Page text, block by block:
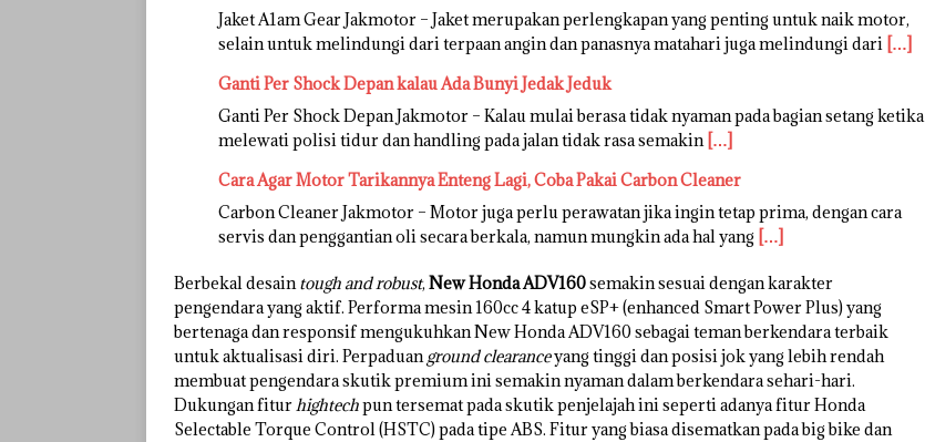
Jaket A1am Gear Jakmotor – Jaket merupakan perlengkapan yang penting untuk naik motor,
selain untuk melindungi dari terpaan angin dan panasnya matahari juga melindungi dari […]
Ganti Per Shock Depan kalau Ada Bunyi Jedak Jeduk
Ganti Per Shock Depan Jakmotor – Kalau mulai berasa tidak nyaman pada bagian setang ketika
melewati polisi tidur dan handling pada jalan tidak rasa semakin […]
Cara Agar Motor Tarikannya Enteng Lagi, Coba Pakai Carbon Cleaner
Carbon Cleaner Jakmotor – Motor juga perlu perawatan jika ingin tetap prima, dengan cara
servis dan penggantian oli secara berkala, namun mungkin ada hal yang […]
Berbekal desaintough and robust, New Honda ADV160semakin sesuai dengan karakter
pengendara yang aktif. Performa mesin 160cc 4 katup eSP+ (enhanced Smart Power Plus) yang
bertenaga dan responsif mengukuhkan New Honda ADV160 sebagai teman berkendara terbaik
untuk aktualisasi diri. Perpaduanground clearanceyang tinggi dan posisi jok yang lebih rendah
membuat pengendara skutik premium ini semakin nyaman dalam berkendara sehari-hari.
Dukungan fiturhightechpun tersemat pada skutik penjelajah ini seperti adanya fitur Honda
Selectable Torque Control (HSTC) pada tipe ABS. Fitur yang biasa disematkan pada big bike dan